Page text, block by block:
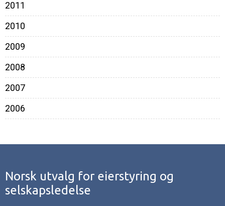
2011
2010
2009
2008
2007
2006
Norsk utvalg for eierstyring og
selskapsledelse